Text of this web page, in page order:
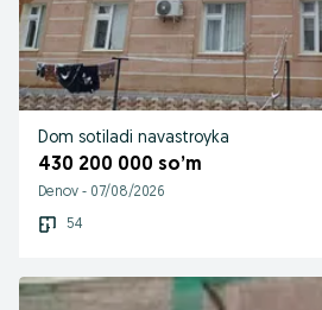
Dom sotiladi navastroyka
430 200 000 so’m
Denov - 07/08/2026
54